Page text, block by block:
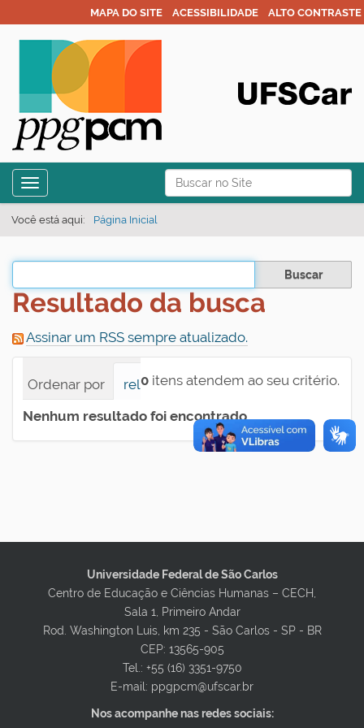
Busca
Busca Avançada…
MAPA DO SITE ACESSIBILIDADE ALTO CONTRASTE
Toggle navigation
Você está aqui: Página Inicial
Filtrar os resultados
Resultado da busca
Assinar um RSS sempre atualizado.
0 itens atendem ao seu critério.
Ordenar por relevância
data (mais recente
Nenhum resultado foi encontrado.
Universidade Federal de São Carlos
Centro de Educação e Ciências Humanas – CECH,
Sala 1, Primeiro Andar
Rod. Washington Luis, km 235 - São Carlos - SP - BR
CEP: 13565-905
Tel.: +55 (16) 3351-9750
E-mail: ppgpcm@ufscar.br
Nos acompanhe nas redes sociais: